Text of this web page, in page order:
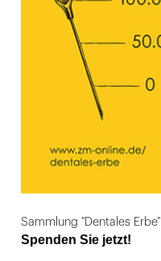
Sammlung "Dentales Erbe"
Spenden Sie jetzt!